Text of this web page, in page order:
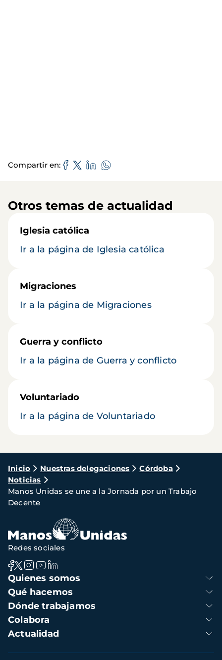
Compartir en
Otros temas de actualidad
Iglesia católica
Ir a la página de Iglesia católica
Migraciones
Ir a la página de Migraciones
Guerra y conflicto
Ir a la página de Guerra y conflicto
Voluntariado
Ir a la página de Voluntariado
Ruta
de
navegación
Inicio Nuestras delegaciones
Córdoba
Noticias
Manos Unidas se une a la Jornada por un Trabajo
Decente
Navegación
principal
Quienes somos
Qué hacemos
Dónde trabajamos
Colabora
Actualidad
Redes sociales